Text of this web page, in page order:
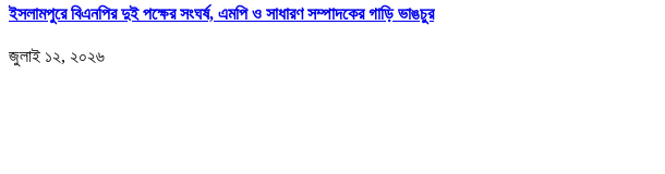
ইসলামপুরে বিএনপির দুই পক্ষের সংঘর্ষ, এমপি ও সাধারণ সম্পাদকের গাড়ি ভাঙচুর
জুলাই ১২, ২০২৬